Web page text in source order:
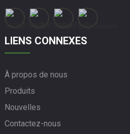
LIENS CONNEXES
À propos de nous
Produits
Nouvelles
Contactez-nous